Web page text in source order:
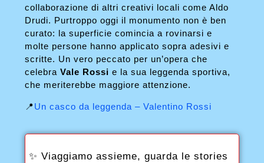
collaborazione di altri creativi locali come Aldo
Drudi. Purtroppo oggi il monumento non è ben
curato: la superficie comincia a rovinarsi e
molte persone hanno applicato sopra adesivi e
scritte. Un vero peccato per un’opera che
celebraVale Rossi e la sua leggenda sportiva,
che meriterebbe maggiore attenzione.
📍Un casco da leggenda – Valentino Rossi
✨ Viaggiamo assieme, guarda le stories